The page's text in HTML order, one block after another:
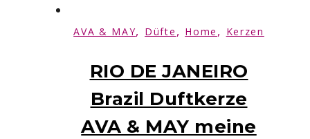
AVA & MAY, Düfte , Home , Kerzen
RIO DE JANEIRO
Brazil Duftkerze
AVA & MAY meine